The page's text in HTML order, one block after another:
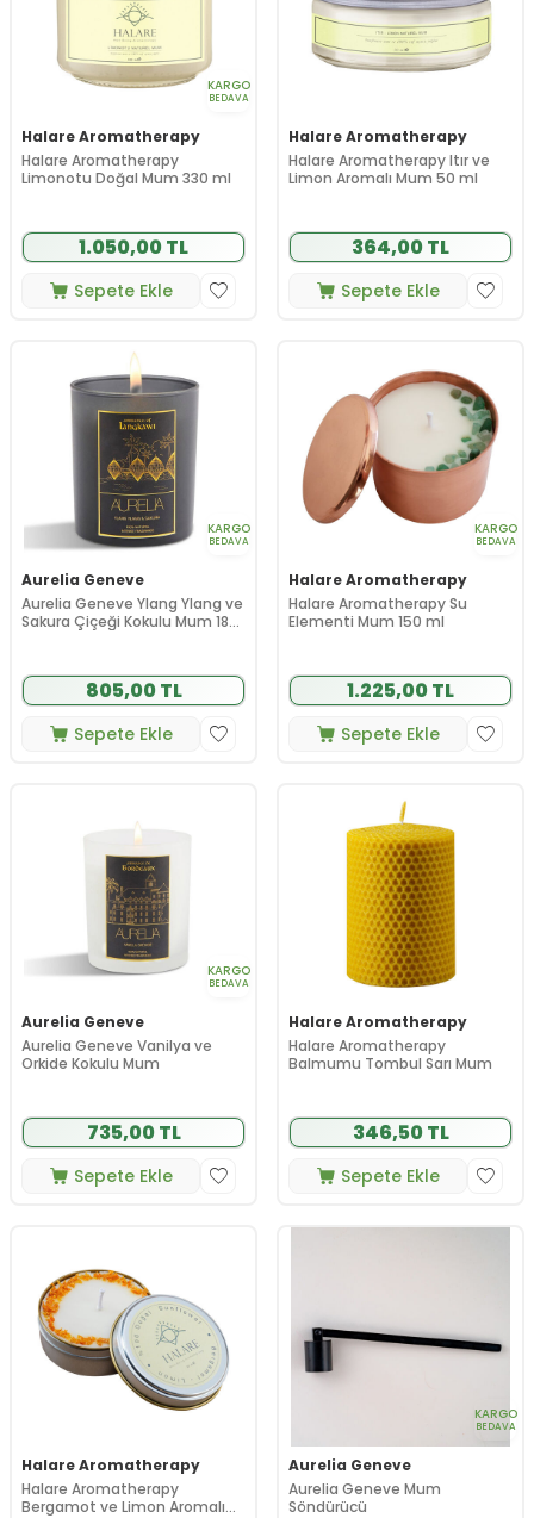
KARGO
BEDAVA
Halare Aromatherapy
Halare Aromatherapy
Limonotu Doğal Mum 330 ml
1.050,00 TL
Sepete Ekle
Halare Aromatherapy
Halare Aromatherapy Itır ve
Limon Aromalı Mum 50 ml
364,00 TL
Sepete Ekle
KARGO
BEDAVA
Aurelia Geneve
Aurelia Geneve Ylang Ylang ve
Sakura Çiçeği Kokulu Mum 180
805,00 TL
Sepete Ekle
KARGO
BEDAVA
Halare Aromatherapy
Halare Aromatherapy Su
Elementi Mum 150 ml
1.225,00 TL
Sepete Ekle
KARGO
BEDAVA
Aurelia Geneve
Aurelia Geneve Vanilya ve
Orkide Kokulu Mum
735,00 TL
Sepete Ekle
Halare Aromatherapy
Halare Aromatherapy
Balmumu Tombul Sarı Mum
346,50 TL
Sepete Ekle
Halare Aromatherapy
Halare Aromatherapy
Bergamot ve Limon Aromalı
KARGO
BEDAVA
Aurelia Geneve
Aurelia Geneve Mum
Söndürücü